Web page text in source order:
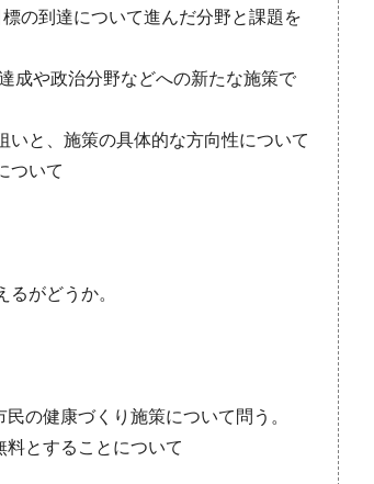
の到達について進んだ分野と課題を
成や政治分野などへの新たな施策で
いと、施策の具体的な方向性について
ついて
がどうか。
の健康づくり施策について問う。
とすることについて